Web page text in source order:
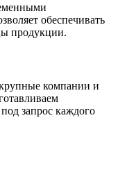
обеспечивать
продукции.
компании и
запрос каждого